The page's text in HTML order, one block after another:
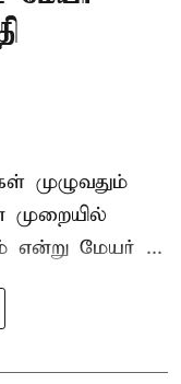
முழுவதும்
என்று மேயர் ...